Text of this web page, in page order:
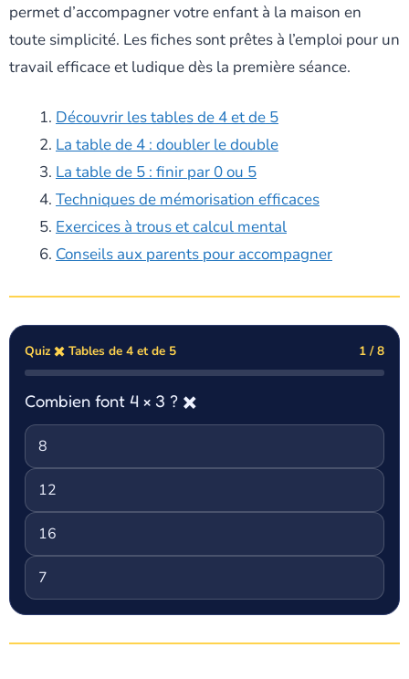
permet d’accompagner votre enfant à la maison en
toute simplicité. Les fiches sont prêtes à l’emploi pour un
travail efficace et ludique dès la première séance.
Découvrir les tables de 4 et de 5
La table de 4 : doubler le double
La table de 5 : finir par 0 ou 5
Techniques de mémorisation efficaces
Exercices à trous et calcul mental
Conseils aux parents pour accompagner
Quiz ✖️ Tables de 4 et de 5 1 / 8
Combien font 4 × 3 ? ✖️
8
12
16
7